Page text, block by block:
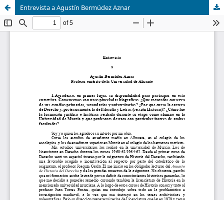
Entrevista a Agustín Bermúdez Aznar